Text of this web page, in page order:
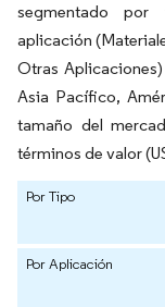
segmentado por
aplicación
Otras
Asia Pacífico,
tamaño del
términos de valor
Por Tipo
Por Aplicación